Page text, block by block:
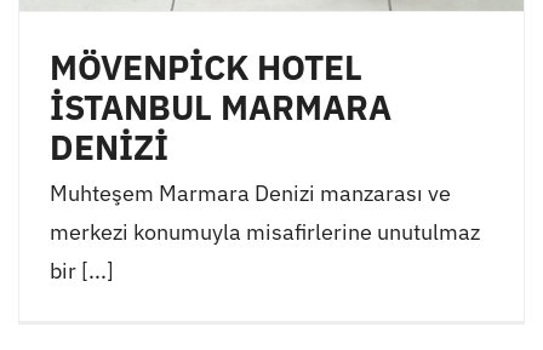
MÖVENPİCK HOTEL
İSTANBUL MARMARA
DENİZİ
Muhteşem Marmara Denizi manzarası ve
merkezi konumuyla misafirlerine unutulmaz
bir [...]